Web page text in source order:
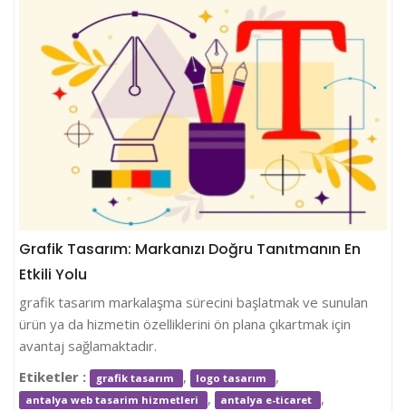
Grafik Tasarım: Markanızı Doğru Tanıtmanın En
Etkili Yolu
grafik tasarım markalaşma sürecini başlatmak ve sunulan
ürün ya da hizmetin özelliklerini ön plana çıkartmak için
avantaj sağlamaktadır.
Etiketler :
grafik tasarım , logo tasarım ,
antalya web tasarim hizmetleri , antalya e-ticaret ,